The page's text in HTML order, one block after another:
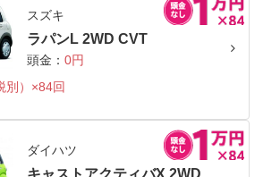
スズキ
ラパンL 2WD CVT
頭金： 0円
別）×84回
ダイハツ
キャストアクティバX 2WD